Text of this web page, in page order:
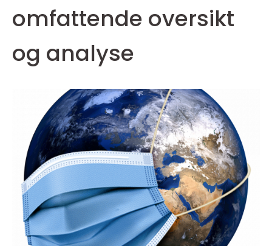
omfattende oversikt
og analyse